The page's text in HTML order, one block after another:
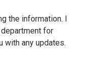
the information. I
for
with any updates.